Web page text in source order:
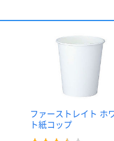
ファーストレイト ホ
ト紙コップ